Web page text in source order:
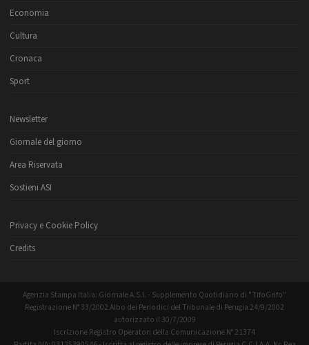
Economia
Cultura
Cronaca
Sport
Newsletter
Giornale del giorno
Area Riservata
Sostieni ASI
Privacy e Cookie Policy
Credits
Agenzia Stampa Italia: Giornale A.S.I. - Supplemento Quotidiano di "TifoGrifo"
Registrazione N° 33/2002 Albo dei Periodici del Tribunale di Perugia 24/9/2002
autorizzato il 30/7/2009
Iscrizione Registro Operatori della Comunicazione N° 21374